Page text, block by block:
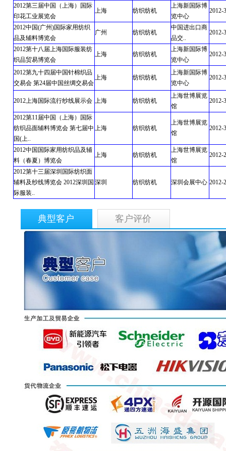
2012第三届中国（上海）国际
印花工业展览会
上海 纺织纺机
上海新国际博
览中心
2012-
2012中国(广州)国际家用纺织
品及辅料博览会
广州 纺织纺机
中国进出口商
品交..
2012-
2012第十八届上海国际服装纺
织品贸易博览会
上海 纺织纺机
上海新国际博
览中心
2012-
2012第九十四届中国针棉织品
交易会 第24届中国丝绸交易会
上海 纺织纺机
上海新国际博
览中心
2012-
2012上海国际流行纱线展示会 上海 纺织纺机
上海世博展览
馆
2012-
2012第11届中国（上海）国际
纺织品面辅料博览会 第七届中
国(上..
上海 纺织纺机
上海世博展览
馆
2012-
2012中国国际家用纺织品及辅
料（春夏）博览会
上海 纺织纺机
上海世博展览
馆
2012-
2012第十三届深圳国际纺织面
辅料及纱线博览会 2012深圳国
际服装..
深圳 纺织纺机 深圳会展中心 2012-
典型客户 客户评价